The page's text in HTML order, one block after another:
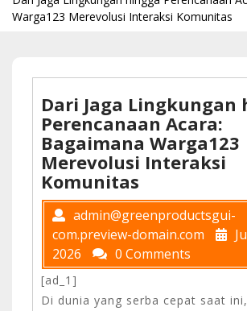
Warga123 Merevolusi Interaksi Komunitas
Dari Jaga Lingkungan
Perencanaan Acara:
Bagaimana Warga123
Merevolusi Interaksi
Komunitas
admin@greenproductsgui-
com.preview-domain.com
2026
0 Comments
[ad_1]
Di dunia yang serba cepat saat